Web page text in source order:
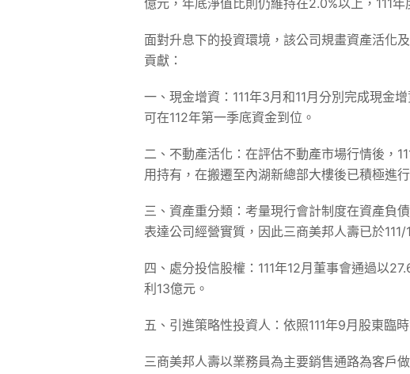
億元，年底淨值比則仍維持在2.0%以上，111
面對升息下的投資環境，該公司規畫資產活化
貢獻：
一、現金增資：111年3月和11月分別完成現金
可在112年第一季底資金到位。
二、不動產活化：在評估不動產市場行情後，
用持有，在搬遷至內湖新總部大樓後已積極進
三、資產重分類：考量現行會計制度在資產負
表達公司經營實質，因此三商美邦人壽已於
四、處分投信股權：111年12月董事會通過以
利13億元。
五、引進策略性投資人：依照111年9月股東臨
三商美邦人壽以業務員為主要銷售通路為客戶